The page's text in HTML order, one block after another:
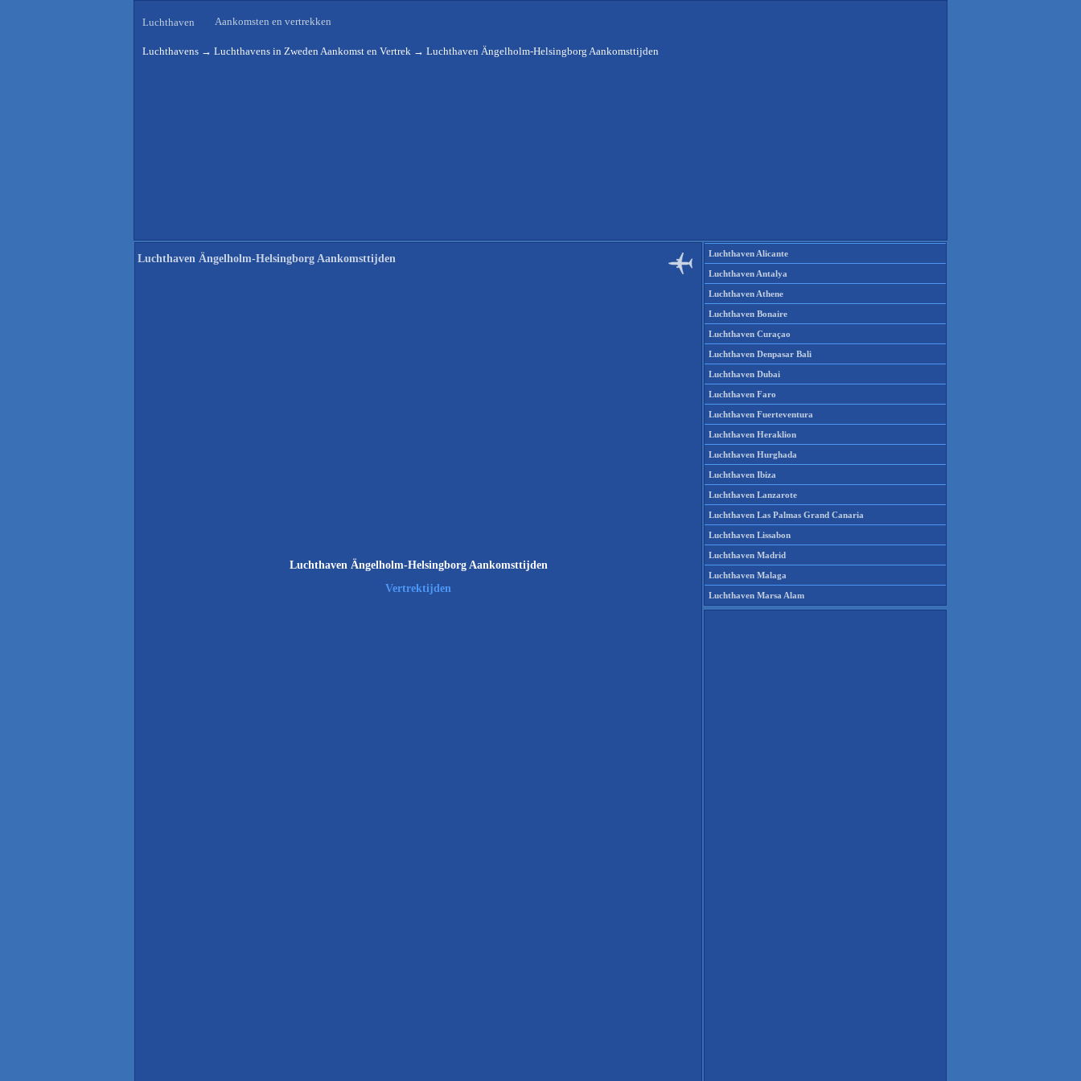
Luchthaven Aankomsten en vertrekken
Luchthavens → Luchthavens in Zweden Aankomst en Vertrek → Luchthaven Ängelholm-Helsingborg Aankomsttijden
Luchthaven Ängelholm-Helsingborg Aankomsttijden
Luchthaven Ängelholm-Helsingborg Aankomsttijden
Vertrektijden
Luchthaven Alicante
Luchthaven Antalya
Luchthaven Athene
Luchthaven Bonaire
Luchthaven Curaçao
Luchthaven Denpasar Bali
Luchthaven Dubai
Luchthaven Faro
Luchthaven Fuerteventura
Luchthaven Heraklion
Luchthaven Hurghada
Luchthaven Ibiza
Luchthaven Lanzarote
Luchthaven Las Palmas Grand Canaria
Luchthaven Lissabon
Luchthaven Madrid
Luchthaven Malaga
Luchthaven Marsa Alam